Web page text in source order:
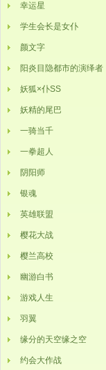
幸运星
学生会长是女仆
颜文字
阳炎目隐都市的演绎者
妖狐×仆SS
妖精的尾巴
一骑当千
一拳超人
阴阳师
银魂
英雄联盟
樱花大战
樱兰高校
幽游白书
游戏人生
羽翼
缘分的天空缘之空
约会大作战